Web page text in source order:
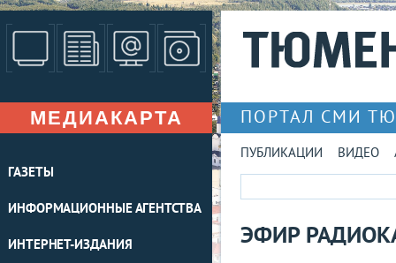
МЕДИАКАРТА
ГАЗЕТЫ
ИНФОРМАЦИОННЫЕ АГЕНТСТВА
ИНТЕРНЕТ-ИЗДАНИЯ
ПОРТАЛ СМИ
ПУБЛИКАЦИИ ВИДЕО
ЭФИР